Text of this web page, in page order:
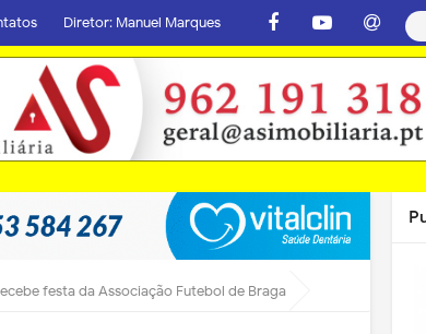
Diretor: Manuel Marques
festa da Associação Futebol de Braga